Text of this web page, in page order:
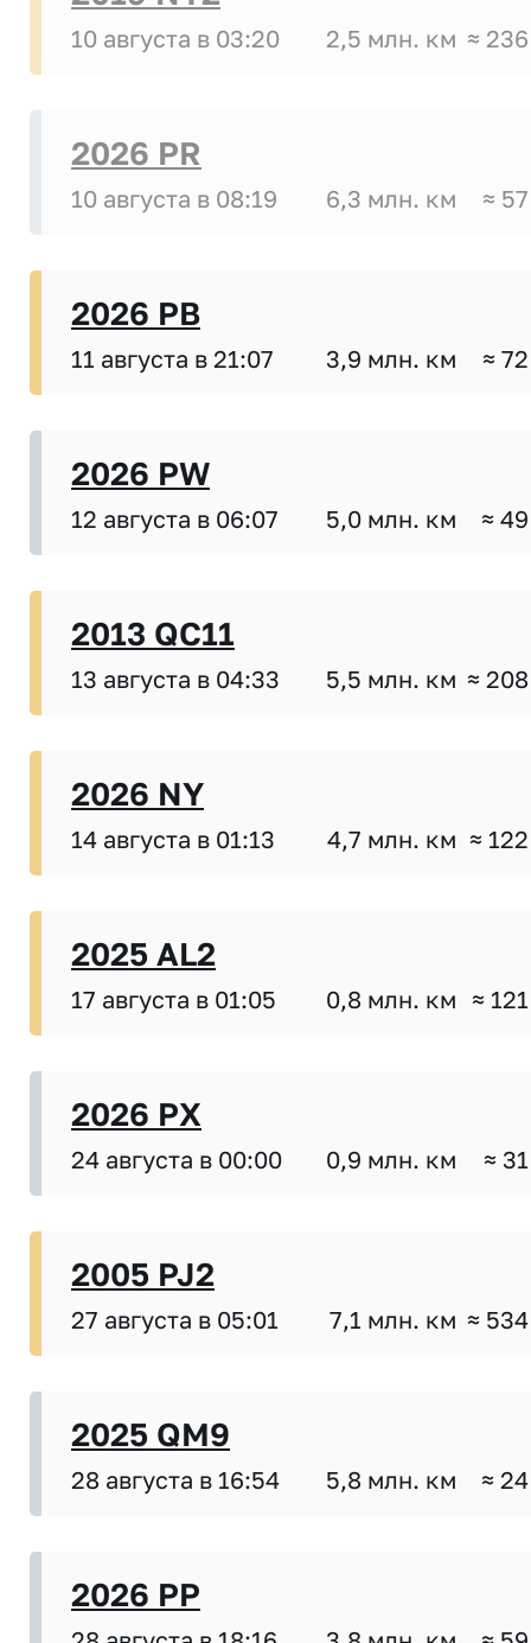
10 августа в 03:20 2,5 млн. км ≈
2026 PR
10 августа в 08:19 6,3 млн. км ≈
2026 PB
11 августа в 21:07 3,9 млн. км ≈
2026 PW
12 августа в 06:07 5,0 млн. км ≈
2013 QC11
13 августа в 04:33 5,5 млн. км ≈
2026 NY
14 августа в 01:13 4,7 млн. км ≈
2025 AL2
17 августа в 01:05 0,8 млн. км ≈
2026 PX
24 августа в 00:00 0,9 млн. км ≈
2005 PJ2
27 августа в 05:01 7,1 млн. км ≈
2025 QM9
28 августа в 16:54 5,8 млн. км ≈
2026 PP